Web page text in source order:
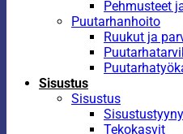
Pehmusteet
Puutarhanhoito
Ruukut ja
Sisustus
Sisustus
Tekokasvit